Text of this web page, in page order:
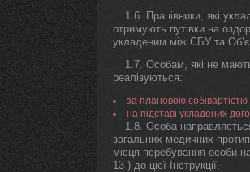
1.6. Працівники, які
отримують путівки на
укладеним між СБУ та
1.7. Особам, які не
реалізуються:
за плановою собівартістю
на підставі укладених
1.8. Особа
загальних медичних
місця перебування особи
13 ) до цієї Інструкції.